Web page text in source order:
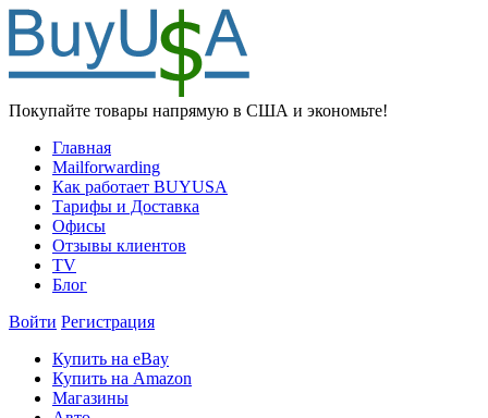
Покупайте товары напрямую в США и экономьте!
Главная
Mailforwarding
Как работает BUYUSA
Тарифы и Доставка
Офисы
Отзывы клиентов
TV
Блог
Войти Регистрация
Купить на eBay
Купить на Amazon
Магазины